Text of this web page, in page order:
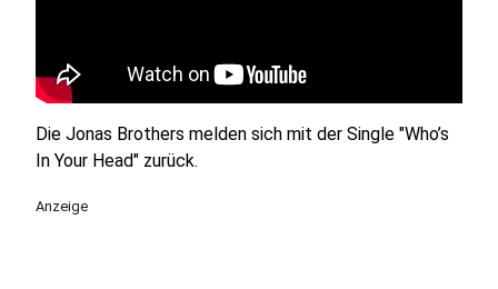
Die Jonas Brothers melden sich mit der Single "Who’s
In Your Head" zurück.
Anzeige